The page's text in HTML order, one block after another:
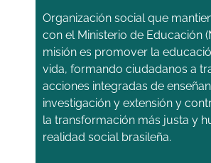
Organización social que
con el Ministerio de Educación
misión es promover la
vida, formando ciudadanos a
acciones integradas de
investigación y extensión y
la transformación más justa y
realidad social brasileña.